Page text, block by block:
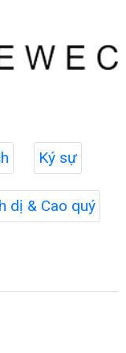
Ký sự
dị & Cao quý